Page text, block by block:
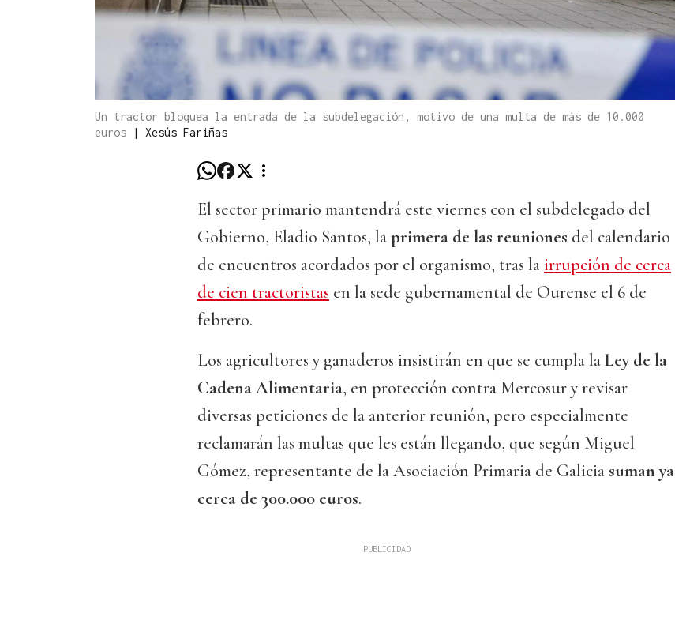
Un tractor bloquea la entrada de la subdelegación, motivo de una multa de más de 10.000
euros
| Xesús Fariñas
El sector primario mantendrá este viernes con el subdelegado del
Gobierno, Eladio Santos, laprimera de las reuniones del calendario
de encuentros acordados por el organismo, tras la irrupción de cerca
de cien tractoristas en la sede gubernamental de Ourense el 6 de
febrero.
Los agricultores y ganaderos insistirán en que se cumpla laLey de la
Cadena Alimentaria, en protección contra Mercosur y revisar
diversas peticiones de la anterior reunión, pero especialmente
reclamarán las multas que les están llegando, que según Miguel
Gómez, representante de la Asociación Primaria de Galicia suman ya
cerca de 300.000 euros.